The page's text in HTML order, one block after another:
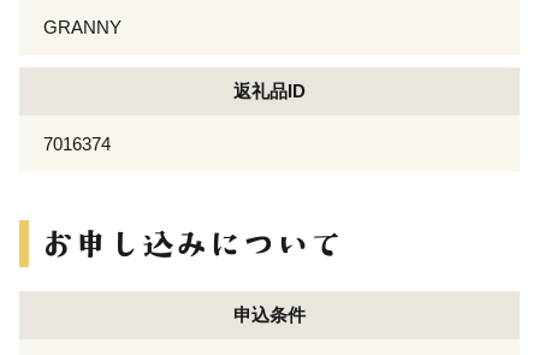
GRANNY
返礼品ID
7016374
申込条件